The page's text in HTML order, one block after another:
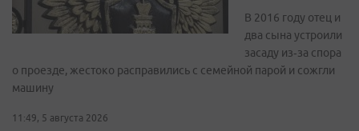
В 2016 году отец и
два сына устроили
засаду из‑за спора
о проезде, жестоко расправились с семейной парой и сожгли
машину
11:49, 5 августа 2026